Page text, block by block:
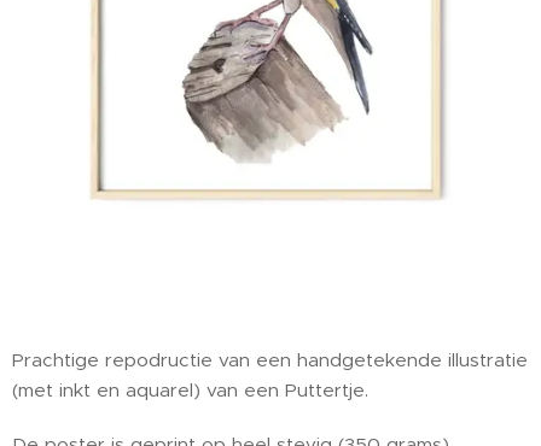
Prachtige repodructie van een handgetekende illustratie
(met inkt en aquarel) van een Puttertje.